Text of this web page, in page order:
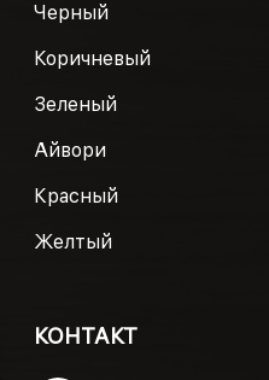
Черный
Коричневый
Зеленый
Айвори
Красный
Желтый
КОНТАКТ